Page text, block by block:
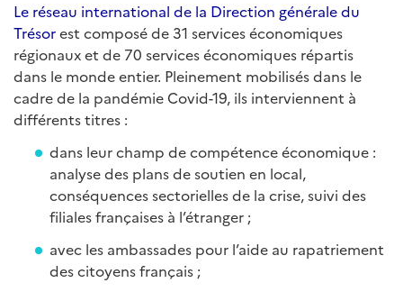
Le réseau international de la Direction générale du
Trésorest composé de 31 services économiques
régionaux et de 70 services économiques répartis
dans le monde entier. Pleinement mobilisés dans le
cadre de la pandémie Covid-19, ils interviennent à
différents titres :
dans leur champ de compétence économique :
analyse des plans de soutien en local,
conséquences sectorielles de la crise, suivi des
filiales françaises à l’étranger ;
avec les ambassades pour l’aide au rapatriement
des citoyens français ;